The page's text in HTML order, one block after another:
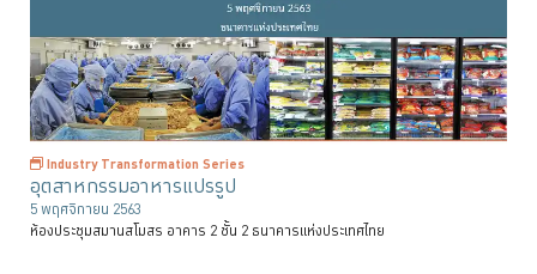
Industry Transformation Series
อุตสาหกรรมอาหารแปรรูป
5 พฤศจิกายน 2563
ห้องประชุมสมานสโมสร อาคาร 2 ชั้น 2 ธนาคารแห่งประเทศไทย